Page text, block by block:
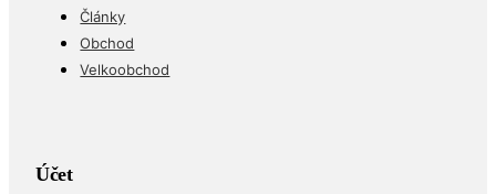
Články
Obchod
Velkoobchod
Účet